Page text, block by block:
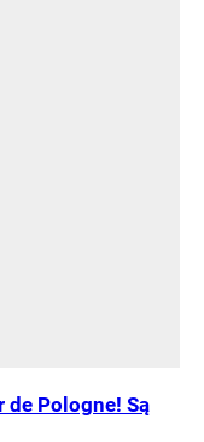
de Pologne! Są